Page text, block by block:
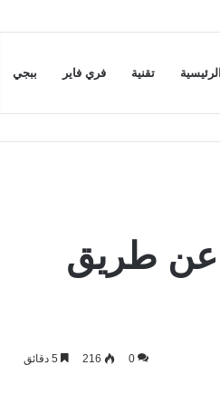
الرئيسية تقنية فري فاير ببجي
2026 مجانا و عن طريق
0
216